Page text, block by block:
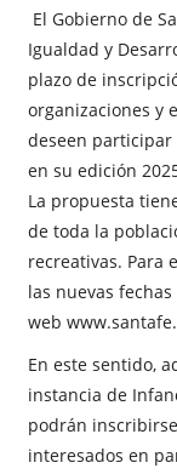
El Gobierno de
Igualdad y
plazo de
organizaciones y
deseen participar
en su edición
La propuesta
de toda la
recreativas. Para
las nuevas
web
En este sentido,
instancia de
podrán
interesados en